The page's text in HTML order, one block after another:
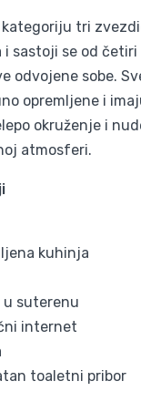
kategoriju tri
i sastoji se od
odvojene sobe.
opremljene i
okruženje i
atmosferi.
kuhinja
u suterenu
internet
toaletni pribor